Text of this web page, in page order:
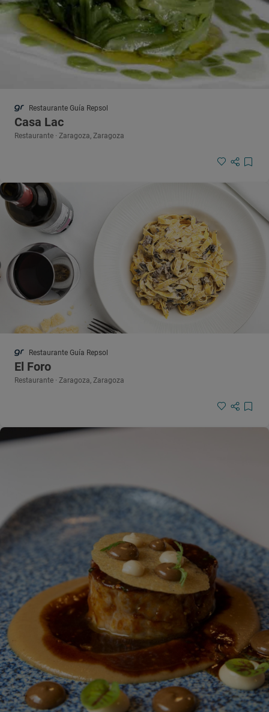
Restaurante Guía Repsol
Casa Lac
Restaurante · Zaragoza, Zaragoza
Restaurante Guía Repsol
El Foro
Restaurante · Zaragoza, Zaragoza